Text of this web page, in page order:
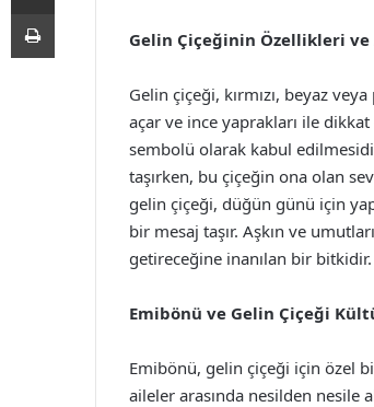
Gelin Çiçeğinin Özellikleri ve
Gelin çiçeği, kırmızı, beyaz
açar ve ince yaprakları ile
sembolü olarak kabul
taşırken, bu çiçeğin ona olan
gelin çiçeği, düğün günü için
bir mesaj taşır. Aşkın ve
getireceğine inanılan bir bitkidir.
Emibönü ve Gelin Çiçeği
Emibönü, gelin çiçeği için özel
aileler arasında nesilden nesile